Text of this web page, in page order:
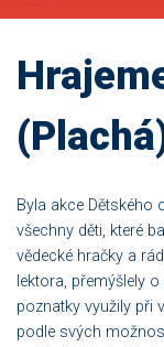
Byla akce Dětského
všechny děti, které
vědecké hračky a
lektora, přemýšlely
poznatky využily při
podle svých